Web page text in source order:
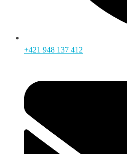
+421 948 137 412